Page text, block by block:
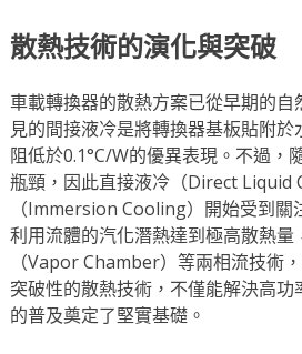
散熱技術的演化與突破
車載轉換器的散熱方案已從早期的
見的間接液冷是將轉換器基板貼附
阻低於0.1°C/W的優異表現。不過
瓶頸，因此直接液冷（Direct
（Immersion Cooling）開始受到
利用流體的汽化潛熱達到極高散熱
（Vapor Chamber）等兩相流技術
突破性的散熱技術，不僅能解決高
的普及奠定了堅實基礎。